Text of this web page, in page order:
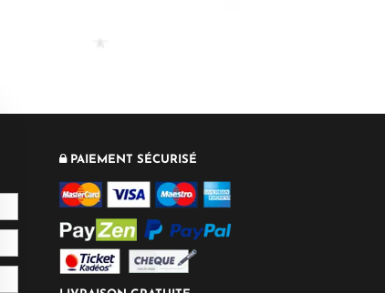
PAIEMENT SÉCURISÉ